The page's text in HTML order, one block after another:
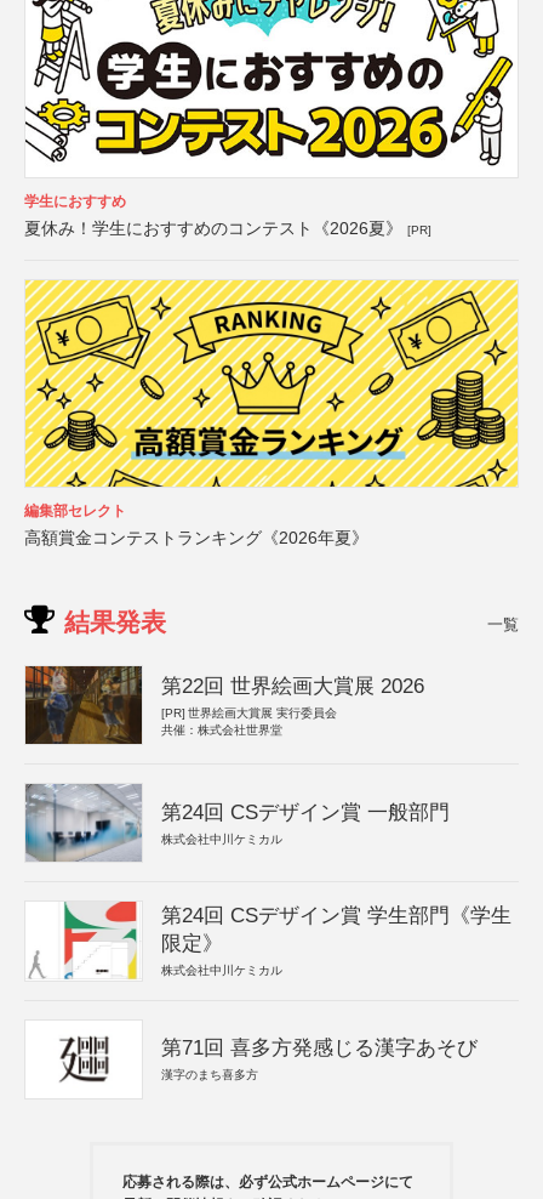
学生におすすめ
夏休み！学生におすすめのコンテスト《2026夏》 [PR]
編集部セレクト
高額賞金コンテストランキング《2026年夏》
結果発表 一覧
第22回 世界絵画大賞展 2026
[PR] 世界絵画大賞展 実行委員会
共催：株式会社世界堂
第24回 CSデザイン賞 一般部門
株式会社中川ケミカル
第24回 CSデザイン賞 学生部門《学生
限定》
株式会社中川ケミカル
第71回 喜多方発感じる漢字あそび
漢字のまち喜多方
応募される際は、必ず公式ホームページにて